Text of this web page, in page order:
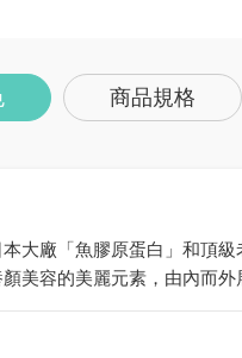
商品規格
大廠「魚膠原蛋白」和頂
美容的美麗元素，由內而